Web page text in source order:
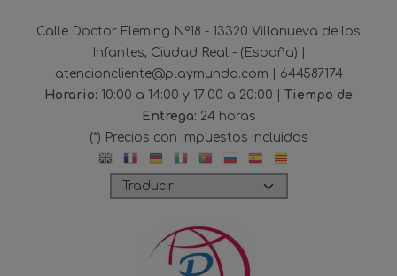
Calle Doctor Fleming Nº18 - 13320 Villanueva de los
Infantes, Ciudad Real - (España) |
atencioncliente@playmundo.com | 644587174
Horario: 10:00 a 14:00 y 17:00 a 20:00 | Tiempo de
Entrega: 24 horas
(*) Precios con Impuestos incluidos